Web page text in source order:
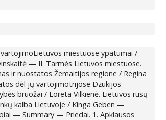
miestuose ypatumai /
— II. Tarmės Lietuvos miestuose.
ir nuostatos Žemaitijos regione / Regina
dėl jų vartojimotrijose Dzūkijos
bruožai / Loreta Vilkienė. Lietuvos rusų
kalba Lietuvoje / Kinga Geben —
— Summary — Priedai. 1. Apklausos